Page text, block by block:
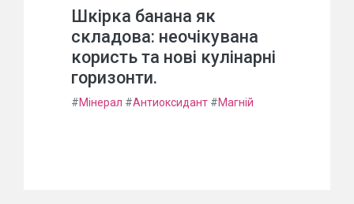
Шкірка банана як
складова: неочікувана
користь та нові кулінарні
горизонти.
#Мінерал #Антиоксидант #Магній